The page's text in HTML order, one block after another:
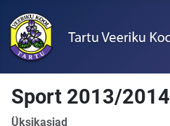
Sport 2013/2014
Üksikasjad